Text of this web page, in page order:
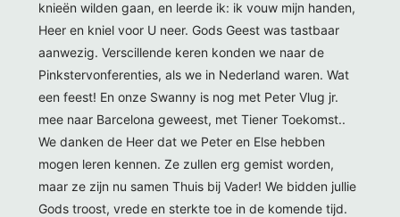
knieën wilden gaan, en leerde ik: ik vouw mijn handen,
Heer en kniel voor U neer. Gods Geest was tastbaar
aanwezig. Verscillende keren konden we naar de
Pinkstervonferenties, als we in Nederland waren. Wat
een feest! En onze Swanny is nog met Peter Vlug jr.
mee naar Barcelona geweest, met Tiener Toekomst..
We danken de Heer dat we Peter en Else hebben
mogen leren kennen. Ze zullen erg gemist worden,
maar ze zijn nu samen Thuis bij Vader! We bidden jullie
Gods troost, vrede en sterkte toe in de komende tijd.